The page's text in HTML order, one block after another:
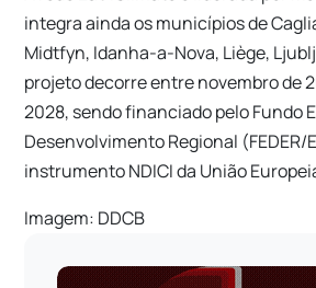
integra ainda os municípios de
Midtfyn, Idanha-a-Nova, Liège,
projeto decorre entre novembro de
2028, sendo financiado pelo Fundo
Desenvolvimento Regional (FEDER/
instrumento NDICI da União
Imagem: DDCB